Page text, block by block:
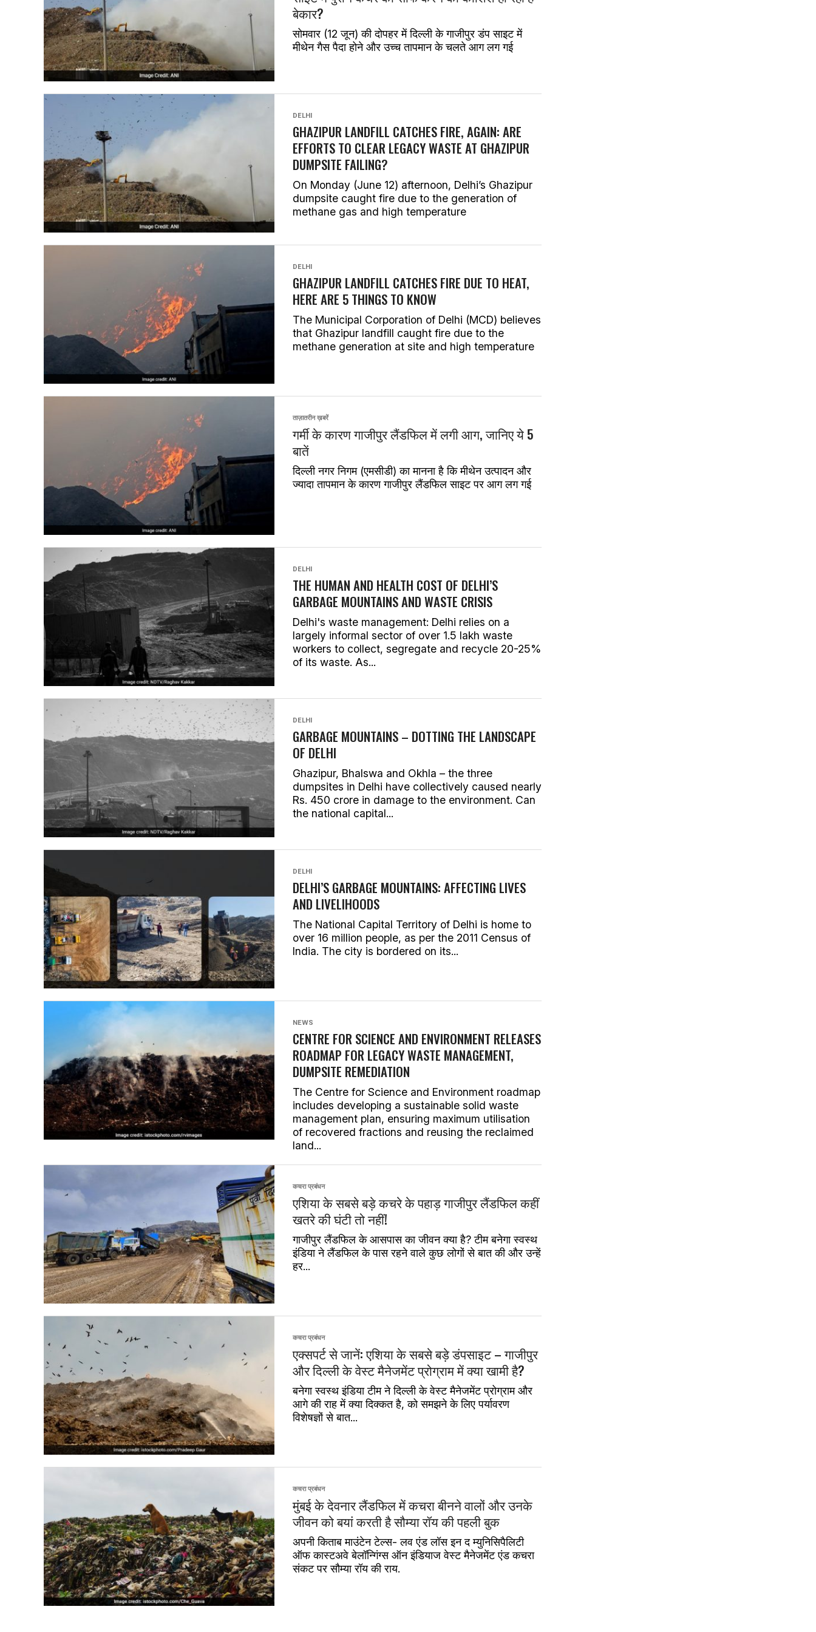
बेकार?
सोमवार (12 जून) की दोपहर में दिल्ली के गाजीपुर डंप साइट में
मीथेन गैस पैदा होने और उच्च तापमान के चलते आग लग गई
DELHI
GHAZIPUR LANDFILL CATCHES FIRE, AGAIN: ARE
EFFORTS TO CLEAR LEGACY WASTE AT GHAZIPUR
DUMPSITE FAILING?
On Monday (June 12) afternoon, Delhi’s Ghazipur
dumpsite caught fire due to the generation of
methane gas and high temperature
DELHI
GHAZIPUR LANDFILL CATCHES FIRE DUE TO HEAT,
HERE ARE 5 THINGS TO KNOW
The Municipal Corporation of Delhi (MCD) believes
that Ghazipur landfill caught fire due to the
methane generation at site and high temperature
ताज़ातरीन ख़बरें
गर्मी के कारण गाजीपुर लैंडफिल में लगी आग, जानिए ये 5
बातें
दिल्ली नगर निगम (एमसीडी) का मानना है कि मीथेन उत्पादन और
ज्यादा तापमान के कारण गाजीपुर लैंडफिल साइट पर आग लग गई
DELHI
THE HUMAN AND HEALTH COST OF DELHI’S
GARBAGE MOUNTAINS AND WASTE CRISIS
Delhi's waste management: Delhi relies on a
largely informal sector of over 1.5 lakh waste
workers to collect, segregate and recycle 20-25%
of its waste. As...
DELHI
GARBAGE MOUNTAINS – DOTTING THE LANDSCAPE
OF DELHI
Ghazipur, Bhalswa and Okhla – the three
dumpsites in Delhi have collectively caused nearly
Rs. 450 crore in damage to the environment. Can
the national capital...
DELHI
DELHI’S GARBAGE MOUNTAINS: AFFECTING LIVES
AND LIVELIHOODS
The National Capital Territory of Delhi is home to
over 16 million people, as per the 2011 Census of
India. The city is bordered on its...
NEWS
CENTRE FOR SCIENCE AND ENVIRONMENT RELEASES
ROADMAP FOR LEGACY WASTE MANAGEMENT,
DUMPSITE REMEDIATION
The Centre for Science and Environment roadmap
includes developing a sustainable solid waste
management plan, ensuring maximum utilisation
of recovered fractions and reusing the reclaimed
land...
कचरा प्रबंधन
एशिया के सबसे बड़े कचरे के पहाड़ गाजीपुर लैंडफिल कहीं
खतरे की घंटी तो नहीं!
गाजीपुर लैंडफिल के आसपास का जीवन क्या है? टीम बनेगा स्वस्थ
इंडिया ने लैंडफिल के पास रहने वाले कुछ लोगों से बात की और उन्हें
हर...
कचरा प्रबंधन
एक्‍सपर्ट से जानें: एशिया के सबसे बड़े डंपसाइट – गाजीपुर
और दिल्ली के वेस्‍ट मैनेजमेंट प्रोग्राम में क्या खामी है?
बनेगा स्वस्थ इंडिया टीम ने दिल्ली के वेस्‍ट मैनेजमेंट प्रोग्राम और
आगे की राह में क्या दिक्‍कत है, को समझने के लिए पर्यावरण
विशेषज्ञों से बात...
कचरा प्रबंधन
मुंबई के देवनार लैंडफिल में कचरा बीनने वालों और उनके
जीवन को बयां करती है सौम्या रॉय की पहली बुक
अपनी किताब माउंटेन टेल्स- लव एंड लॉस इन द म्युनिसिपैलिटी
ऑफ कास्टअवे बेलॉन्गिंग्स ऑन इंडियाज वेस्ट मैनेजमेंट एंड कचरा
संकट पर सौम्या रॉय की राय.